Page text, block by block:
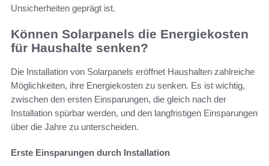
Unsicherheiten geprägt ist.
Können Solarpanels die Energiekosten
für Haushalte senken?
Die Installation von Solarpanels eröffnet Haushalten zahlreiche
Möglichkeiten, ihre Energiekosten zu senken. Es ist wichtig,
zwischen den ersten Einsparungen, die gleich nach der
Installation spürbar werden, und den langfristigen Einsparungen
über die Jahre zu unterscheiden.
Erste Einsparungen durch Installation